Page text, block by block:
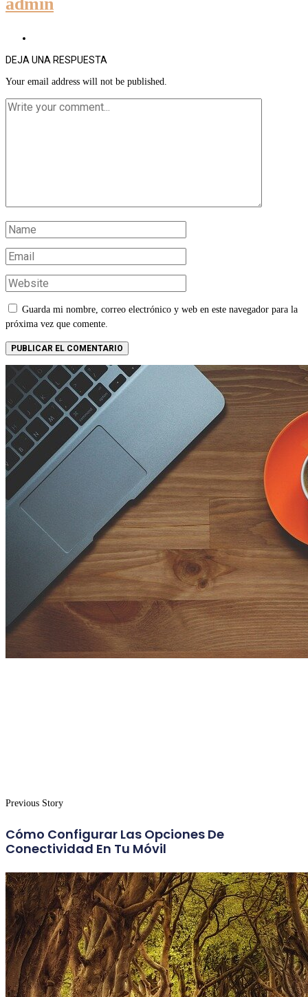
DEJA UNA RESPUESTA
Your email address will not be published.
Guarda mi nombre, correo electrónico y web en este navegador para la
próxima vez que comente.
Previous Story
Cómo Configurar Las Opciones De
Conectividad En Tu Móvil